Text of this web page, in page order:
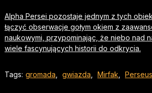
Alpha Persei pozostaje jednym z tych
łączyć obserwacje gołym okiem z
naukowymi, przypominając, że niebo nad
wiele fascynujących historii do odkrycia.
Tags: gromada gwiazda Mirfak